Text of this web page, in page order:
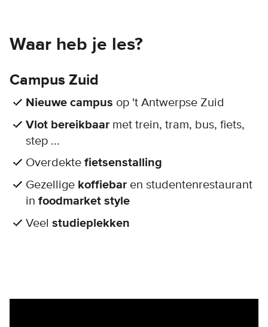
Waar heb je les?
Campus Zuid
Nieuwe campus op 't Antwerpse Zuid
Vlot bereikbaar met trein, tram, bus, fiets,
step ...
Overdekte fietsenstalling
Gezellige koffiebar en studentenrestaurant
in foodmarket style
Veel studieplekken